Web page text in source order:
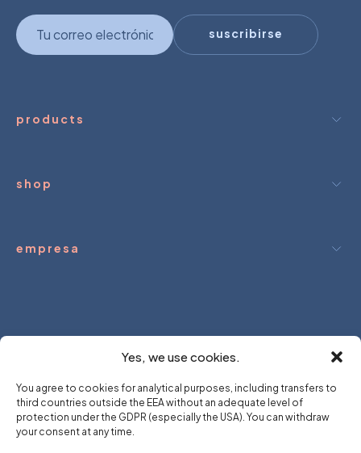
Yes, we use cookies.
You agree to cookies for analytical purposes, including transfers to
third countries outside the EEA without an adequate level of
protection under the GDPR (especially the USA). You can withdraw
your consent at any time.
newsletter suscribirse
products
shop
empresa
you dream.We hold.